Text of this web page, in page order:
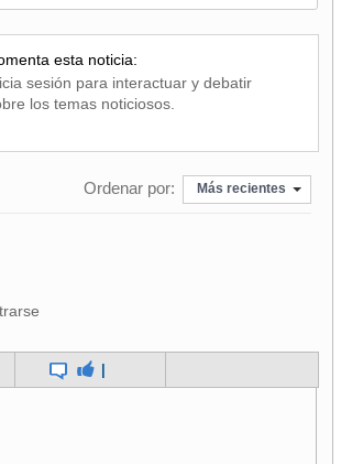
esta noticia:
sesión para interactuar y debatir
los temas noticiosos.
Ordenar por: Más recientes
|